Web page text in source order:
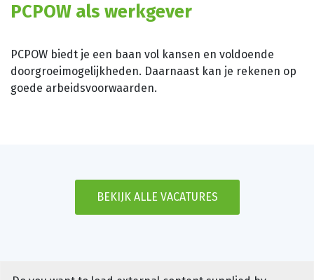
PCPOW als werkgever
PCPOW biedt je een baan vol kansen en voldoende
doorgroeimogelijkheden. Daarnaast kan je rekenen op
goede arbeidsvoorwaarden.
BEKIJK ALLE VACATURES